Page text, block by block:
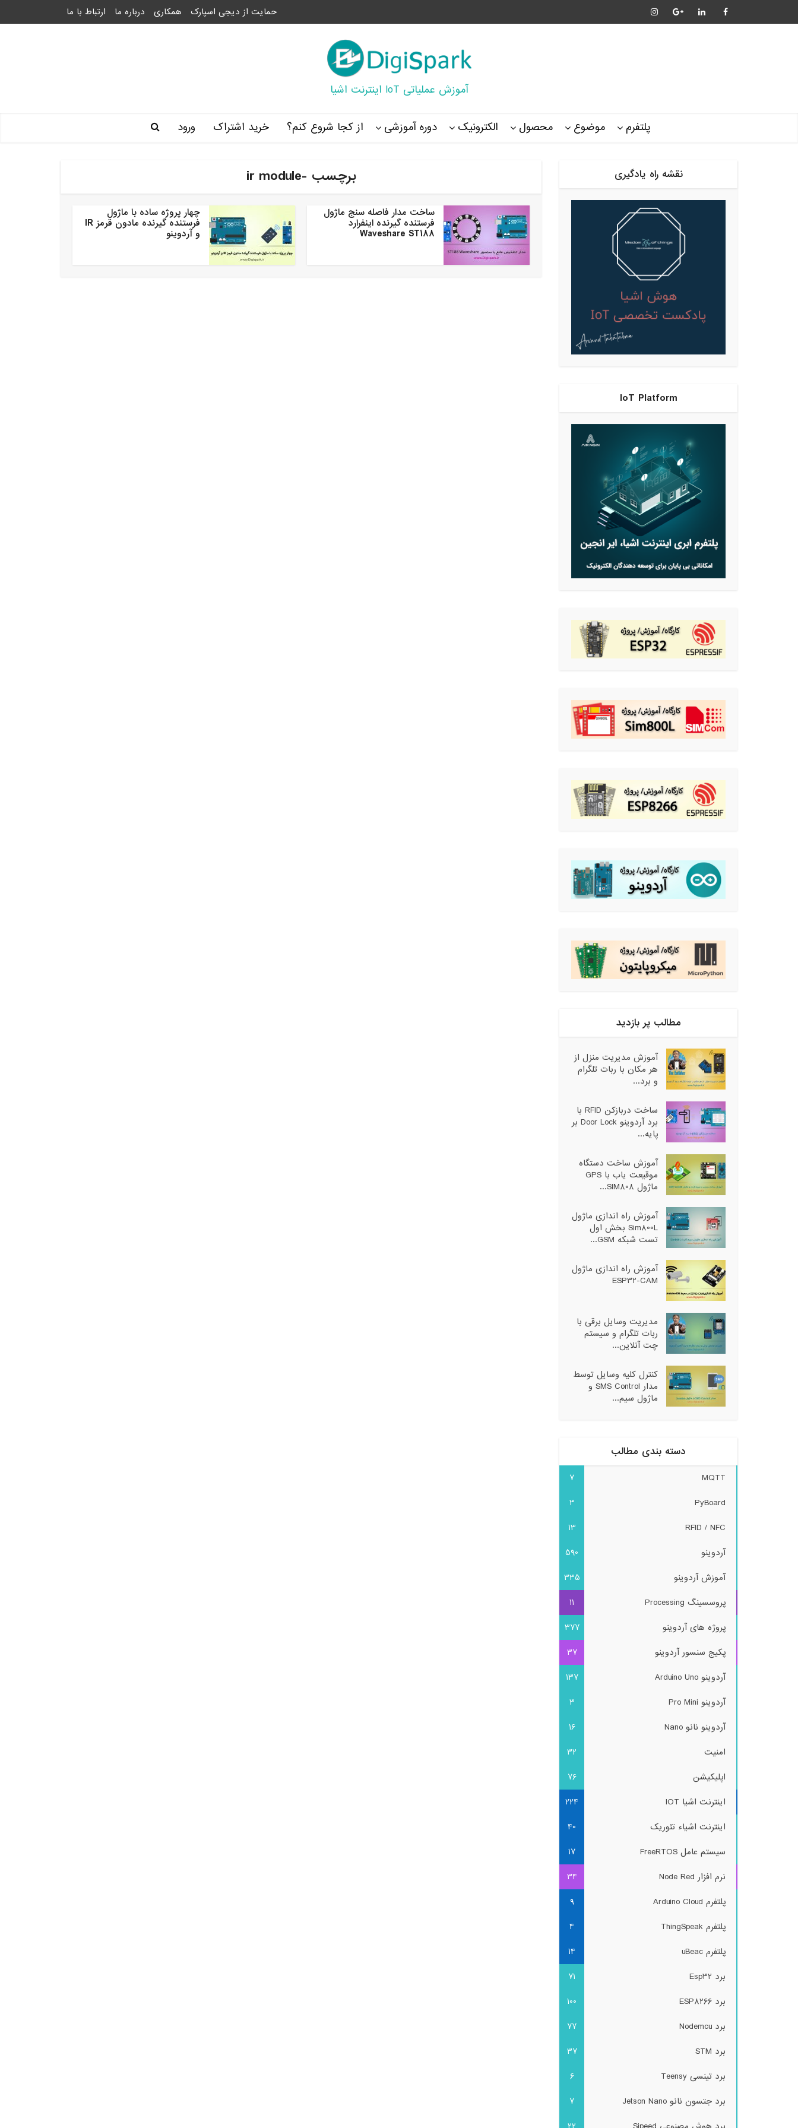
حمایت از دیجی اسپارک همکاری درباره ما ارتباط با ما
آموزش عملیاتی IoT اینترنت اشیا
پلتفرم موضوع محصول الکترونیک دوره آموزشی از کجا شروع کنم؟ خرید اشتراک ورود
برچسب -ir module
ساخت مدار فاصله سنج ماژول
فرستنده گیرنده اینفرارد
Waveshare ST188
چهار پروژه ساده با ماژول
فرستنده گیرنده مادون قرمز IR
و آردوینو
نقشه راه یادگیری
IoT Platform
مطالب پر بازدید
آموزش مدیریت منزل از
هر مکان با ربات تلگرام
و برد...
ساخت دربازکن RFID با
برد آردوینو Door Lock بر
پایه...
آموزش ساخت دستگاه
موقیعت یاب با GPS
ماژول SIM808...
آموزش راه اندازی ماژول
Sim800L بخش اول
تست شبکه GSM...
آموزش راه اندازی ماژول
ESP32-CAM
مدیریت وسایل برقی با
ربات تلگرام و سیستم
چت آنلاین...
کنترل کلیه وسایل توسط
مدار SMS Control و
ماژول سیم...
دسته بندی مطالب
MQTT
7
PyBoard
3
RFID / NFC
13
آردوینو
590
آموزش آردوینو
335
پروسسینگ Processing
11
پروژه های آردوینو
377
پکیج سنسور آردوینو
37
آردوینو Arduino Uno
137
آردوینو Pro Mini
3
آردوینو نانو Nano
16
امنیت
32
اپلیکیشن
76
اینترنت اشیا IOT
224
اینترنت اشیاء تئوریک
40
سیستم عامل FreeRTOS
17
نرم افزار Node Red
34
پلتفرم Arduino Cloud
9
پلتفرم ThingSpeak
4
پلتفرم uBeac
14
برد Esp32
71
برد ESP8266
100
برد Nodemcu
77
برد STM
37
برد تینسی Teensy
6
برد جتسون نانو Jetson Nano
7